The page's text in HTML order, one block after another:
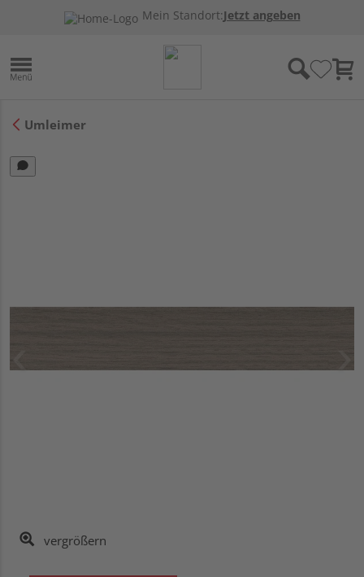
Mein Standort:Jetzt angeben
Umleimer
vergrößern